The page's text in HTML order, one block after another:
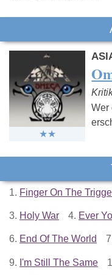
Wer
1. Finger On The
3. Holy War 4. Ever
6. End Of The World
9. I'm Still The Same